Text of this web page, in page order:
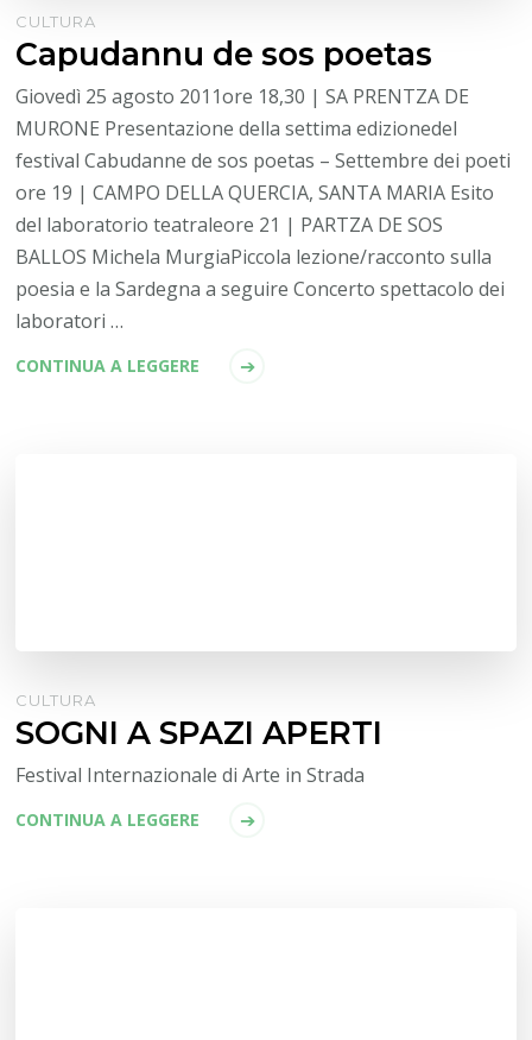
CULTURA
Capudannu de sos poetas
Giovedì 25 agosto 2011ore 18,30 | SA PRENTZA DE
MURONE Presentazione della settima edizionedel
festival Cabudanne de sos poetas – Settembre dei poeti
ore 19 | CAMPO DELLA QUERCIA, SANTA MARIA Esito
del laboratorio teatraleore 21 | PARTZA DE SOS
BALLOS Michela MurgiaPiccola lezione/racconto sulla
poesia e la Sardegna a seguire Concerto spettacolo dei
laboratori …
CONTINUA A LEGGERE
CULTURA
SOGNI A SPAZI APERTI
Festival Internazionale di Arte in Strada
CONTINUA A LEGGERE